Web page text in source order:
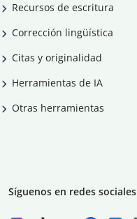
Recursos de escritura
Corrección lingüística
Citas y originalidad
Herramientas de IA
Otras herramientas
Síguenos en redes sociales